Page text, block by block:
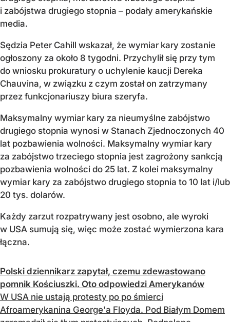
i zabójstwa drugiego stopnia – podały amerykańskie
media.
Sędzia Peter Cahill wskazał, że wymiar kary zostanie
ogłoszony za około 8 tygodni. Przychylił się przy tym
do wniosku prokuratury o uchylenie kaucji Dereka
Chauvina, w związku z czym został on zatrzymany
przez funkcjonariuszy biura szeryfa.
Maksymalny wymiar kary za nieumyślne zabójstwo
drugiego stopnia wynosi w Stanach Zjednoczonych 40
lat pozbawienia wolności. Maksymalny wymiar kary
za zabójstwo trzeciego stopnia jest zagrożony sankcją
pozbawienia wolności do 25 lat. Z kolei maksymalny
wymiar kary za zabójstwo drugiego stopnia to 10 lat i/lub
20 tys. dolarów.
Każdy zarzut rozpatrywany jest osobno, ale wyroki
w USA sumują się, więc może zostać wymierzona kara
łączna.
Polski dziennikarz zapytał, czemu zdewastowano
pomnik Kościuszki. Oto odpowiedzi Amerykanów
W USA nie ustają protesty po po śmierci
Afroamerykanina George'a Floyda. Pod Białym Domem